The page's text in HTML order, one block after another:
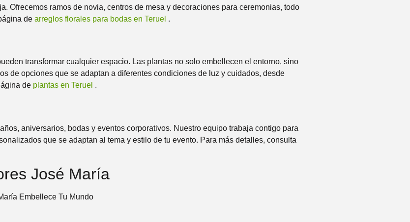
Ofrecemos ramos de novia, centros de mesa y decoraciones para ceremonias, todo
de arreglos florales para bodas en Teruel .
transformar cualquier espacio. Las plantas no solo embellecen el entorno, sino
de opciones que se adaptan a diferentes condiciones de luz y cuidados, desde
de plantas en Teruel .
aniversarios, bodas y eventos corporativos. Nuestro equipo trabaja contigo para
que se adaptan al tema y estilo de tu evento. Para más detalles, consulta
José María